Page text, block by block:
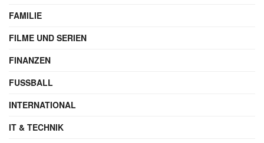
FAMILIE
FILME UND SERIEN
FINANZEN
FUSSBALL
INTERNATIONAL
IT & TECHNIK